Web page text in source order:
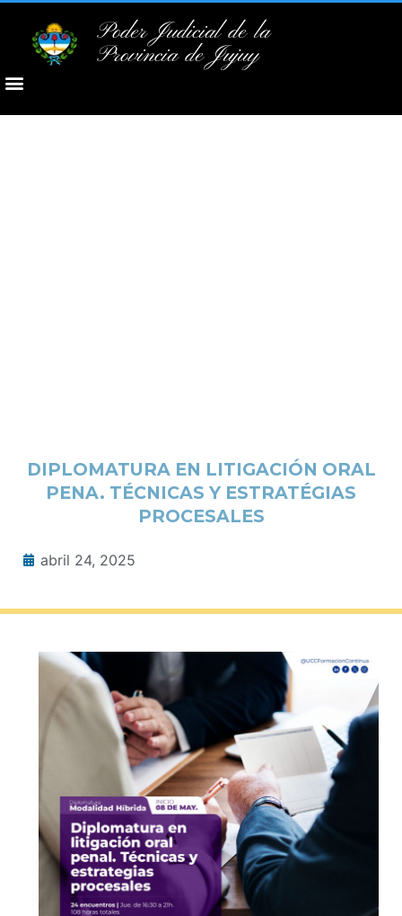
Poder Judicial de la
Provincia de Jujuy
DIPLOMATURA EN LITIGACIÓN ORAL
PENA. TÉCNICAS Y ESTRATÉGIAS
PROCESALES
abril 24, 2025